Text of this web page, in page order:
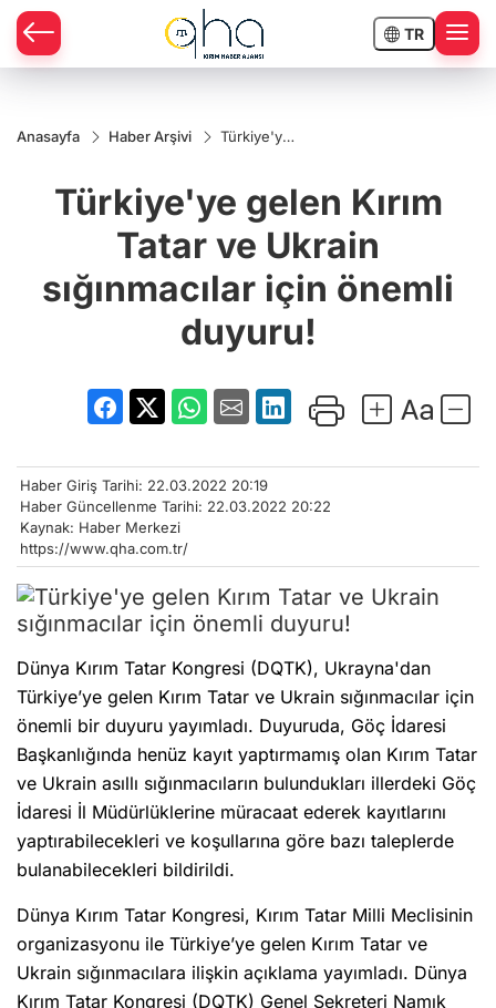
TR
Anasayfa Haber Arşivi
Türkiye'ye
sığınmacılar
için önemli
duyuru!
Türkiye'ye gelen Kırım
Tatar ve Ukrain
sığınmacılar için önemli
duyuru!
Haber Giriş Tarihi: 22.03.2022 20:19
Haber Güncellenme Tarihi: 22.03.2022 20:22
Kaynak: Haber Merkezi
https://www.qha.com.tr/
Dünya Kırım Tatar Kongresi (DQTK), Ukrayna'dan
Türkiye’ye gelen Kırım Tatar ve Ukrain sığınmacılar için
önemli bir duyuru yayımladı. Duyuruda, Göç İdaresi
Başkanlığında henüz kayıt yaptırmamış olan Kırım Tatar
ve Ukrain asıllı sığınmacıların bulundukları illerdeki Göç
İdaresi İl Müdürlüklerine müracaat ederek kayıtlarını
yaptırabilecekleri ve koşullarına göre bazı taleplerde
bulanabilecekleri bildirildi.
Dünya Kırım Tatar Kongresi, Kırım Tatar Milli Meclisinin
organizasyonu ile Türkiye’ye gelen Kırım Tatar ve
Ukrain sığınmacılara ilişkin açıklama yayımladı. Dünya
Kırım Tatar Kongresi (DQTK) Genel Sekreteri Namık